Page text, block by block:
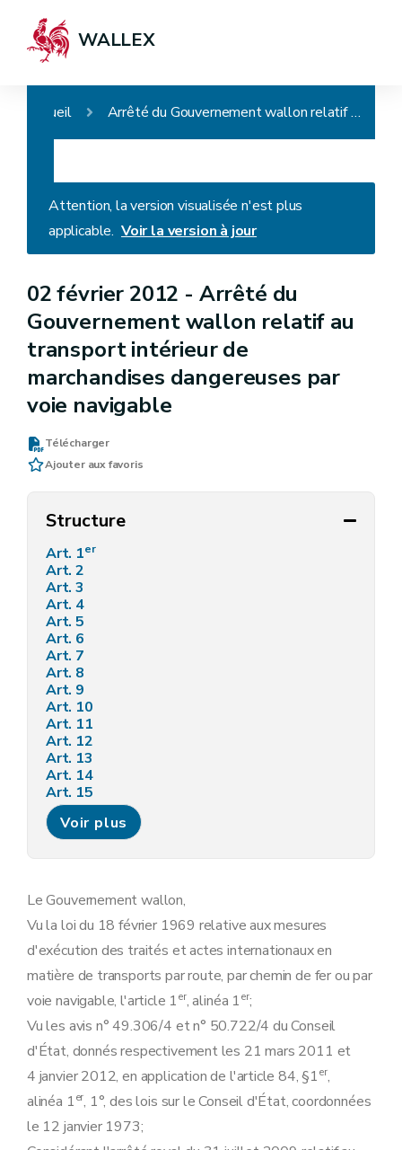
WALLEX
Accueil Arrêté du Gouvernement wallon relatif au transport intérieur de marchandises dangereuses par voie navigable
Attention, la version visualisée n'est plus
applicable. Voir la version à jour
02 février 2012 - Arrêté du
Gouvernement wallon relatif au
transport intérieur de
marchandises dangereuses par
voie navigable
Télécharger
Ajouter aux favoris
Structure
Art. 1er
Art. 2
Art. 3
Art. 4
Art. 5
Art. 6
Art. 7
Art. 8
Art. 9
Art. 10
Art. 11
Art. 12
Art. 13
Art. 14
Art. 15
Art. 16
Art. 17
Art. 18
Art. 21
Art. 23
Art. 24
Annexe
Annexe
Voir plus
Le Gouvernement wallon,
Vu la loi du 18 février 1969 relative aux mesures
d'exécution des traités et actes internationaux en
matière de transports par route, par chemin de fer ou par
voie navigable, l'article 1er, alinéa 1er;
Vu les avis n° 49.306/4 et n° 50.722/4 du Conseil
d'État, donnés respectivement les 21 mars 2011 et
4 janvier 2012, en application de l'article 84, §1er,
alinéa 1er, 1°, des lois sur le Conseil d'État, coordonnées
le 12 janvier 1973;